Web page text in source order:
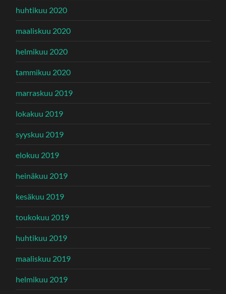
huhtikuu 2020
maaliskuu 2020
helmikuu 2020
tammikuu 2020
marraskuu 2019
lokakuu 2019
syyskuu 2019
elokuu 2019
heinäkuu 2019
kesäkuu 2019
toukokuu 2019
huhtikuu 2019
maaliskuu 2019
helmikuu 2019